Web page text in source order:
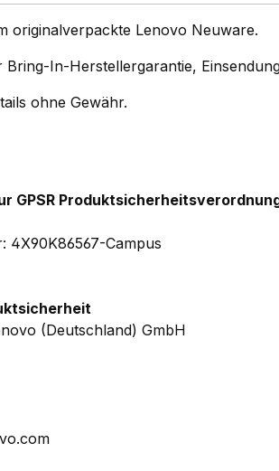
originalverpackte Lenovo Neuware.
Bring-In-Herstellergarantie,
ohne Gewähr.
GPSR
4X90K86567-Campus
(Deutschland) GmbH